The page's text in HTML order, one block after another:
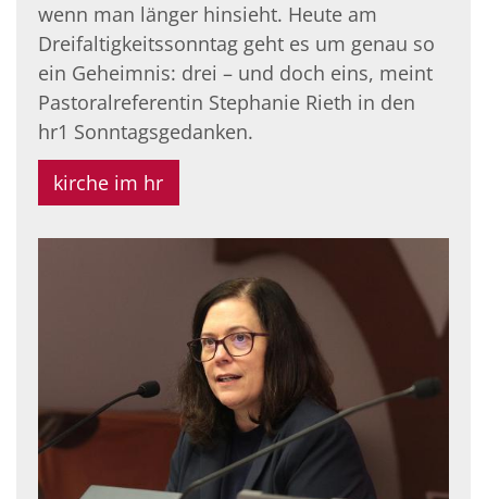
wenn man länger hinsieht. Heute am
Dreifaltigkeitssonntag geht es um genau so
ein Geheimnis: drei – und doch eins, meint
Pastoralreferentin Stephanie Rieth in den
hr1 Sonntagsgedanken.
kirche im hr